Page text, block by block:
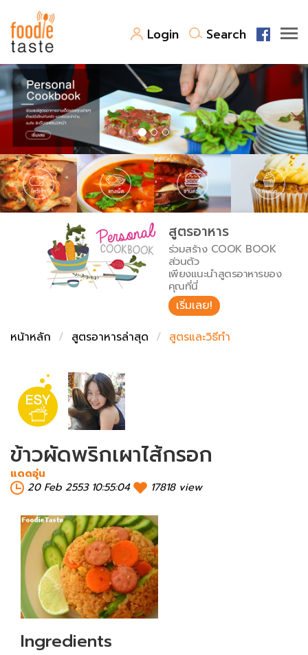
Login Search
สูตรอาหาร
สูตรอาหารล่าสุด
Top Foodie
พาไปชิม
สารพันก้นครัว
เคล็ดลับน่ารู้
เปรียบเทียบหน่วยการตวง
เปรียบเทียบอุณหภูมิ
เปรียบเทียบน้ำหนักวัตถุดิบ
FoodPedia
สร้าง Cookbook
สูตรอาหาร
ร่วมสร้าง COOK BOOK
ส่วนตัว
เพียงแนะนำสูตรอาหารของ
คุณที่นี่
เริ่มเลย!
หน้าหลัก
สูตรอาหารล่าสุด สูตรและวิธีทำ
ข้าวผัดพริกเผาไส้กรอก
แดดอุ่น
20 Feb 2553 10:55:04
17818 view
Ingredients